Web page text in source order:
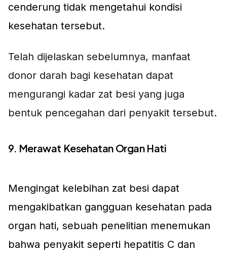
cenderung tidak mengetahui kondisi
kesehatan tersebut.
Telah dijelaskan sebelumnya, manfaat
donor darah bagi kesehatan dapat
mengurangi kadar zat besi yang juga
bentuk pencegahan dari penyakit tersebut.
9. Merawat Kesehatan Organ Hati
Mengingat kelebihan zat besi dapat
mengakibatkan gangguan kesehatan pada
organ hati, sebuah penelitian menemukan
bahwa penyakit seperti hepatitis C dan